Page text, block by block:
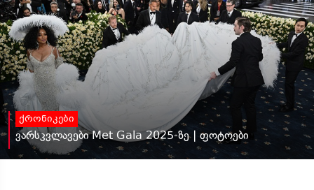
ქრონიკები
ვარსკვლავები Met Gala 2025-ზე | ფოტოები